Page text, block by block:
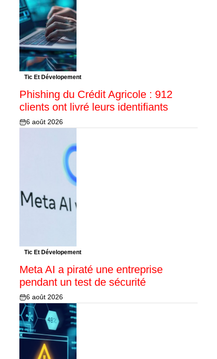
Tic Et Dévelopement
Phishing du Crédit Agricole : 912
clients ont livré leurs identifiants
6 août 2026
Tic Et Dévelopement
Meta AI a piraté une entreprise
pendant un test de sécurité
6 août 2026